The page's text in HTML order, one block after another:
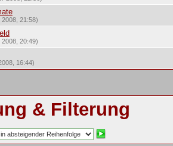
21:58)
20:49)
16:44)
& Filterung